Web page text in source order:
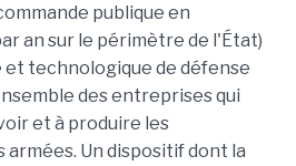
publique en
an sur le périmètre de l'État)
et technologique de défense
des entreprises qui
et à produire les
Un dispositif dont la